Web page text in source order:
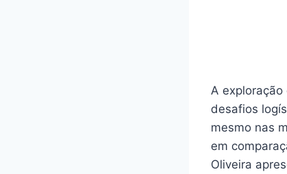
A
desafios
mesmo nas
em
Oliveira